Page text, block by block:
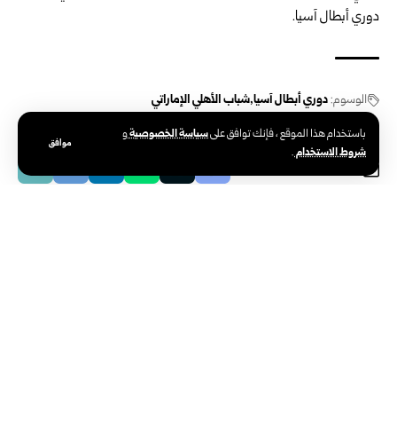
باستخدام هذا الموقع ، فإنك توافق علىسياسة الخصوصيةو
شروط الاستخدام.
موافق
دوري أبطال آسيا.
الوسوم:دوري أبطال آسيا شباب الأهلي الإماراتي